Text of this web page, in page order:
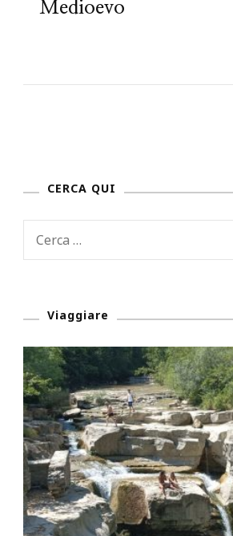
Medioevo
CERCA QUI
Viaggiare